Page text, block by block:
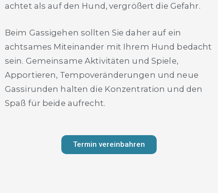
achtet als auf den Hund, vergrößert die Gefahr.
Beim Gassigehen sollten Sie daher auf ein
achtsames Miteinander mit Ihrem Hund bedacht
sein. Gemeinsame Aktivitäten und Spiele,
Apportieren, Tempoveränderungen und neue
Gassirunden halten die Konzentration und den
Spaß für beide aufrecht.
Termin vereinbahren